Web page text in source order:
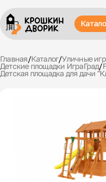
Главная/Каталог/Уличные
Детские площадки ИграГрад/
Детская площадка для дачи